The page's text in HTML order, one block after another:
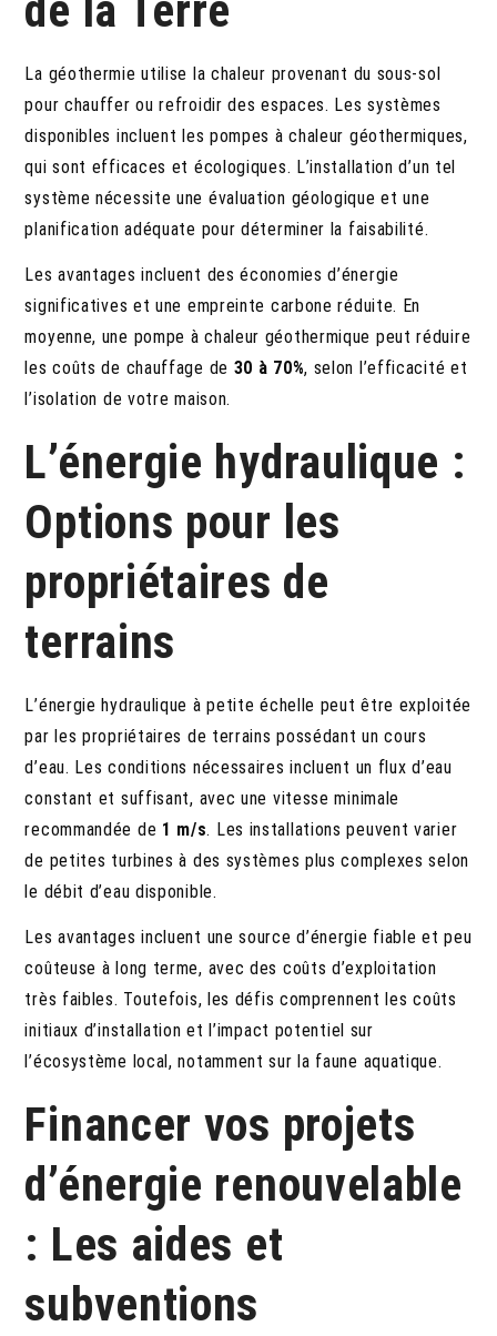
de la Terre
La géothermie utilise la chaleur provenant du sous-sol
pour chauffer ou refroidir des espaces. Les systèmes
disponibles incluent les pompes à chaleur géothermiques,
qui sont efficaces et écologiques. L’installation d’un tel
système nécessite une évaluation géologique et une
planification adéquate pour déterminer la faisabilité.
Les avantages incluent des économies d’énergie
significatives et une empreinte carbone réduite. En
moyenne, une pompe à chaleur géothermique peut réduire
les coûts de chauffage de 30 à 70%, selon l’efficacité et
l’isolation de votre maison.
L’énergie hydraulique :
Options pour les
propriétaires de
terrains
L’énergie hydraulique à petite échelle peut être exploitée
par les propriétaires de terrains possédant un cours
d’eau. Les conditions nécessaires incluent un flux d’eau
constant et suffisant, avec une vitesse minimale
recommandée de 1 m/s. Les installations peuvent varier
de petites turbines à des systèmes plus complexes selon
le débit d’eau disponible.
Les avantages incluent une source d’énergie fiable et peu
coûteuse à long terme, avec des coûts d’exploitation
très faibles. Toutefois, les défis comprennent les coûts
initiaux d’installation et l’impact potentiel sur
l’écosystème local, notamment sur la faune aquatique.
Financer vos projets
d’énergie renouvelable
: Les aides et
subventions